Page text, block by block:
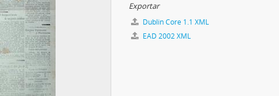
Exportar
Dublin Core 1.1 XML
EAD 2002 XML